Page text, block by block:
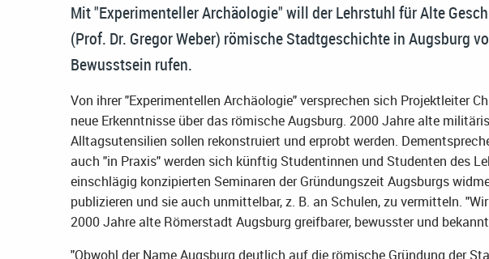
Mit "Experimenteller Archäologie" will der Lehrstuhl für Alte
(Prof. Dr. Gregor Weber) römische Stadtgeschichte in Augsburg
Bewusstsein rufen.
Von ihrer "Experimentellen Archäologie" versprechen sich Projektleiter
neue Erkenntnisse über das römische Augsburg. 2000 Jahre alte
Alltagsutensilien sollen rekonstruiert und erprobt werden.
auch "in Praxis" werden sich künftig Studentinnen und Studenten des
einschlägig konzipierten Seminaren der Gründungszeit Augsburgs
publizieren und sie auch unmittelbar, z. B. an Schulen, zu vermitteln.
2000 Jahre alte Römerstadt Augsburg greifbarer, bewusster und
"Obwohl der Name Augsburg deutlich auf die römische Gründung der